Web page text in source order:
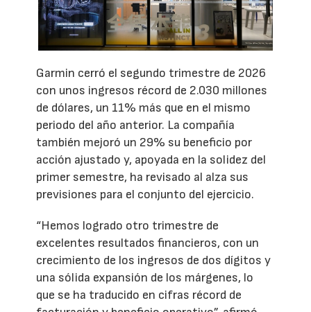
Garmin cerró el segundo trimestre de 2026
con unos ingresos récord de 2.030 millones
de dólares, un 11% más que en el mismo
periodo del año anterior. La compañía
también mejoró un 29% su beneficio por
acción ajustado y, apoyada en la solidez del
primer semestre, ha revisado al alza sus
previsiones para el conjunto del ejercicio.
“Hemos logrado otro trimestre de
excelentes resultados financieros, con un
crecimiento de los ingresos de dos dígitos y
una sólida expansión de los márgenes, lo
que se ha traducido en cifras récord de